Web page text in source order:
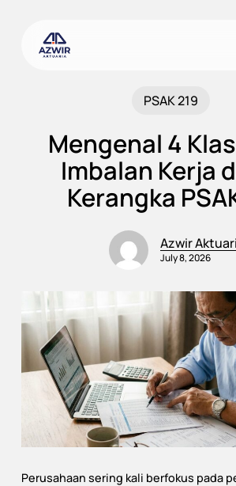
content
PSAK 219
Mengenal 4
Imbalan Kerja
Kerangka
Azwir
July 8, 2026
Perusahaan sering kali berfokus pada